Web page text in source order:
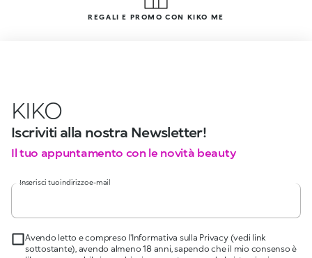
REGALI E PROMO CON KIKO ME
KIKO
Iscriviti alla nostra Newsletter!
Il tuo appuntamento con le novità beauty
Inserisci tuo indirizzo e-mail
Avendo letto e compreso l'Informativa sulla Privacy (vedi link
sottostante), avendo almeno 18 anni, sapendo che il mio consenso è